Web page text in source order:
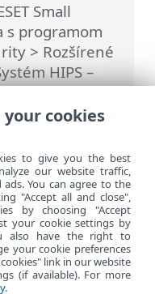
Small
s programom
> Rozšírené
HIPS –
System>
> Pridať cestu
pre HIPS
cookies
to give you the best
our website traffic,
You can agree to the
"Accept all and close",
by choosing "Accept
your cookie settings by
also have the right to
your cookie preferences
link in our website
(if available). For more
.